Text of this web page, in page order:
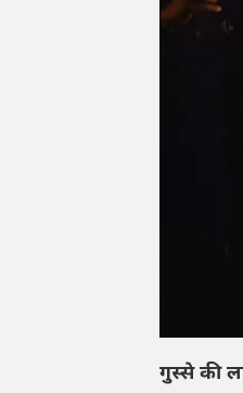
गुस्से की